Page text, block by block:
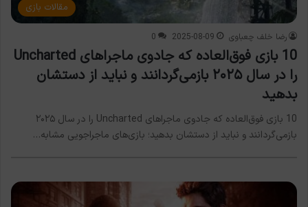
مقالات بازی
رضا خلف چعباوی 2025-08-09
0
10 بازی فوق‌العاده که جادوی ماجراهای Uncharted
را در سال ۲۰۲۵ بازمی‌گردانند و نباید از دستشان
بدهید
10 بازی فوق‌العاده که جادوی ماجراهای Uncharted را در سال ۲۰۲۵
بازمی‌گردانند و نباید از دستشان بدهید؛ بازی‌های ماجراجویی مشابه…